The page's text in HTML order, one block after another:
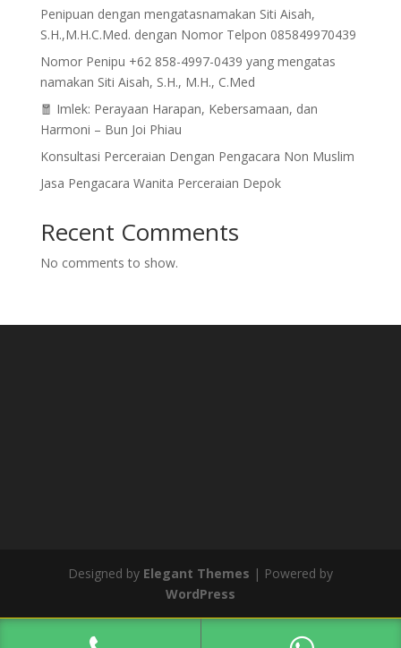
Penipuan dengan mengatasnamakan Siti Aisah,
S.H.,M.H.C.Med. dengan Nomor Telpon 085849970439
Nomor Penipu +62 858-4997-0439 yang mengatas
namakan Siti Aisah, S.H., M.H., C.Med
🧧 Imlek: Perayaan Harapan, Kebersamaan, dan
Harmoni – Bun Joi Phiau
Konsultasi Perceraian Dengan Pengacara Non Muslim
Jasa Pengacara Wanita Perceraian Depok
Recent Comments
No comments to show.
Designed by Elegant Themes | Powered by
WordPress